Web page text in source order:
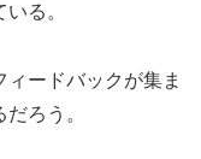
る。
ードバックが集ま
ろう。